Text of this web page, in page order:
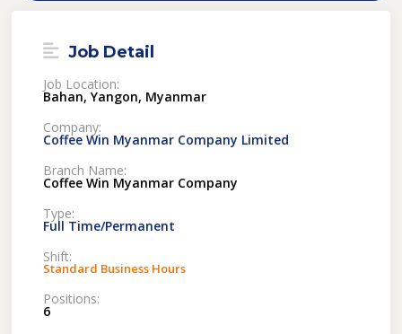
Job Detail
Job Location:
Bahan, Yangon, Myanmar
Company:
Coffee Win Myanmar Company Limited
Branch Name:
Coffee Win Myanmar Company
Type:
Full Time/Permanent
Shift:
Standard Business Hours
Positions:
6